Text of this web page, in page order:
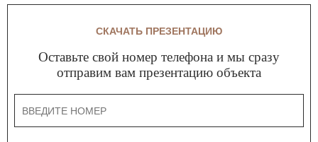
СКАЧАТЬ ПРЕЗЕНТАЦИЮ
Оставьте свой номер телефона и мы сразу
отправим вам презентацию объекта